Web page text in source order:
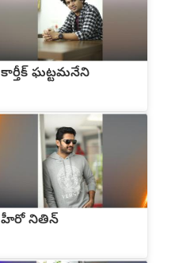
కార్తీక్ ఘట్టమనేని
హీరో నితిన్